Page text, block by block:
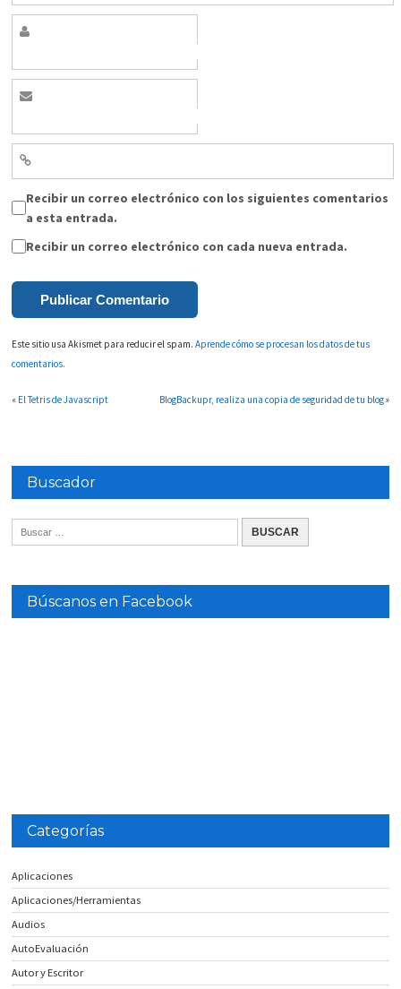
Recibir un correo electrónico con los siguientes comentarios
a esta entrada.
Recibir un correo electrónico con cada nueva entrada.
Este sitio usa Akismet para reducir el spam.Aprende cómo se procesan los datos de tus
comentarios.
« El Tetris de Javascript BlogBackupr, realiza una copia de seguridad de tu blog»
Buscador
Búscanos en Facebook
Categorías
Aplicaciones
Aplicaciones/Herramientas
Audios
AutoEvaluación
Autor y Escritor